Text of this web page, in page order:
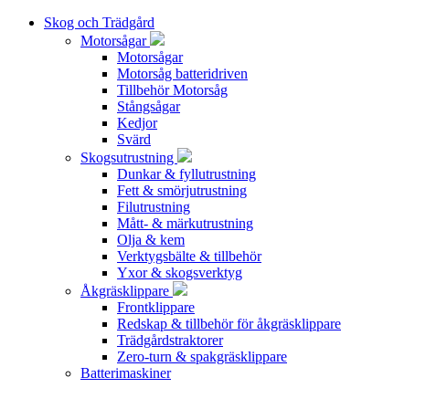
Skog och Trädgård
Motorsågar
Motorsågar
Motorsåg batteridriven
Tillbehör Motorsåg
Stångsågar
Kedjor
Svärd
Skogsutrustning
Dunkar & fyllutrustning
Fett & smörjutrustning
Filutrustning
Mått- & märkutrustning
Olja & kem
Verktygsbälte & tillbehör
Yxor & skogsverktyg
Åkgräsklippare
Frontklippare
Redskap & tillbehör för åkgräsklippare
Trädgårdstraktorer
Zero-turn & spakgräsklippare
Batterimaskiner